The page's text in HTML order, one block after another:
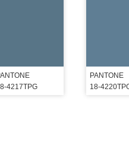
4217TPG
PANTONE
18-